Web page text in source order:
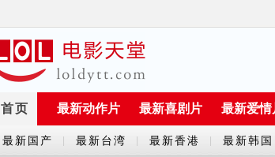
首页 最新动作片 最新喜剧片 最新爱情
最新国产 最新台湾 最新香港 最新韩国